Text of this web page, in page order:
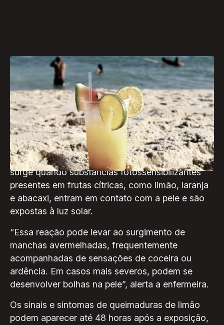
Durante o verão, é comum o aumento de casos
de queimaduras causadas pelo contato da pele
com frutas cítricas, especialmente o limão. A
enfermeira Andrezza Barreto explica que a
fitofotodermatose, como é conhecida esse tipo
de queimadura é uma reação inflamatória da pele
surge quando substâncias fotossensibilizantes
presentes em frutas cítricas, como limão, laranja
e abacaxi, entram em contato com a pele e são
expostas à luz solar.
“Essa reação pode levar ao surgimento de
manchas avermelhadas, frequentemente
acompanhadas de sensações de coceira ou
ardência. Em casos mais severos, podem se
desenvolver bolhas na pele”, alerta a enfermeira.
Os sinais e sintomas de queimaduras de limão
podem aparecer até 48 horas após a exposição,